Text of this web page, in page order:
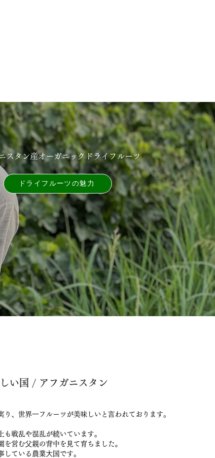
スタン産オーガニックドライフルーツ
ドライフルーツの魅⼒
い国 / アフガニスタン
、世界⼀フルーツが美味しいと⾔われております。
も戦乱や混乱が続いています。
営む⽗親の背中を⾒て育ちました。
している農業⼤国です。